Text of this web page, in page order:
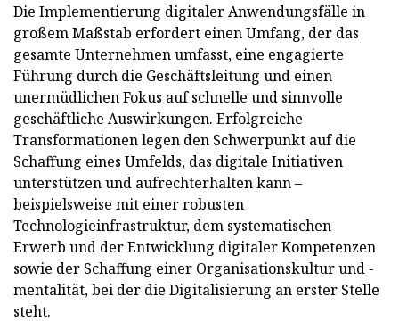
Die Implementierung digitaler Anwendungsfälle in
großem Maßstab erfordert einen Umfang, der das
gesamte Unternehmen umfasst, eine engagierte
Führung durch die Geschäftsleitung und einen
unermüdlichen Fokus auf schnelle und sinnvolle
geschäftliche Auswirkungen. Erfolgreiche
Transformationen legen den Schwerpunkt auf die
Schaffung eines Umfelds, das digitale Initiativen
unterstützen und aufrechterhalten kann –
beispielsweise mit einer robusten
Technologieinfrastruktur, dem systematischen
Erwerb und der Entwicklung digitaler Kompetenzen
sowie der Schaffung einer Organisationskultur und -
mentalität, bei der die Digitalisierung an erster Stelle
steht.